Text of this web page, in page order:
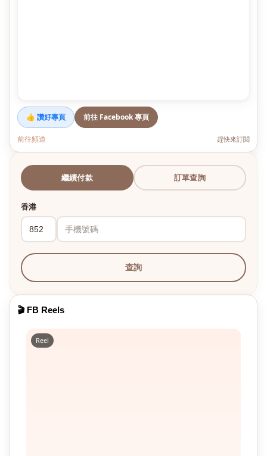
👍 讚好專頁 前往 Facebook 專頁
前往頻道 趕快來訂閱
繼續付款 訂單查詢
香港
查詢
🎬 FB Reels
Reel